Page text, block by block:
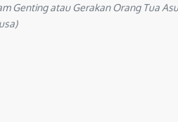
Genting atau Gerakan Orang Tua